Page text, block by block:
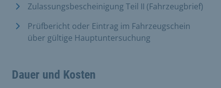
Zulassungsbescheinigung Teil II (Fahrzeugbrief)
Prüfbericht oder Eintrag im Fahrzeugschein
über gültige Hauptuntersuchung
Dauer und Kosten